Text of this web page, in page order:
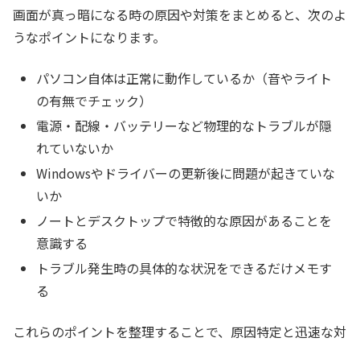
画面が真っ暗になる時の原因や対策をまとめると、次のよ
うなポイントになります。
パソコン自体は正常に動作しているか（音やライト
の有無でチェック）
電源・配線・バッテリーなど物理的なトラブルが隠
れていないか
Windowsやドライバーの更新後に問題が起きていな
いか
ノートとデスクトップで特徴的な原因があることを
意識する
トラブル発生時の具体的な状況をできるだけメモす
る
これらのポイントを整理することで、原因特定と迅速な対